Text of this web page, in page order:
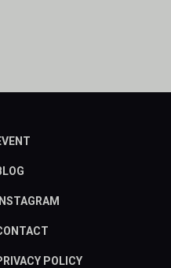
INSTAGRAM
POLICY